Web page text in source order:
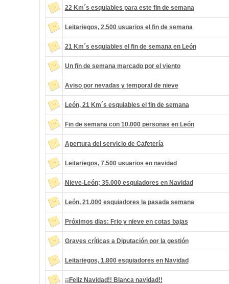
22 Km´s esquiables para este fin de semana
Leitariegos, 2.500 usuarios el fin de semana
21 Km´s esquiables el fin de semana en León
Un fin de semana marcado por el viento
Aviso por nevadas y temporal de nieve
León, 21 Km´s esquiables el fin de semana
Fin de semana con 10.000 personas en León
Apertura del servicio de Cafetería
Leitariegos, 7.500 usuarios en navidad
Nieve-León; 35.000 esquiadores en Navidad
León, 21.000 esquiadores la pasada semana
Próximos dias: Frio y nieve en cotas bajas
Graves críticas a Diputación por la gestión
Leitariegos, 1.800 esquiadores en Navidad
¡¡Feliz Navidad!! Blanca navidad!!